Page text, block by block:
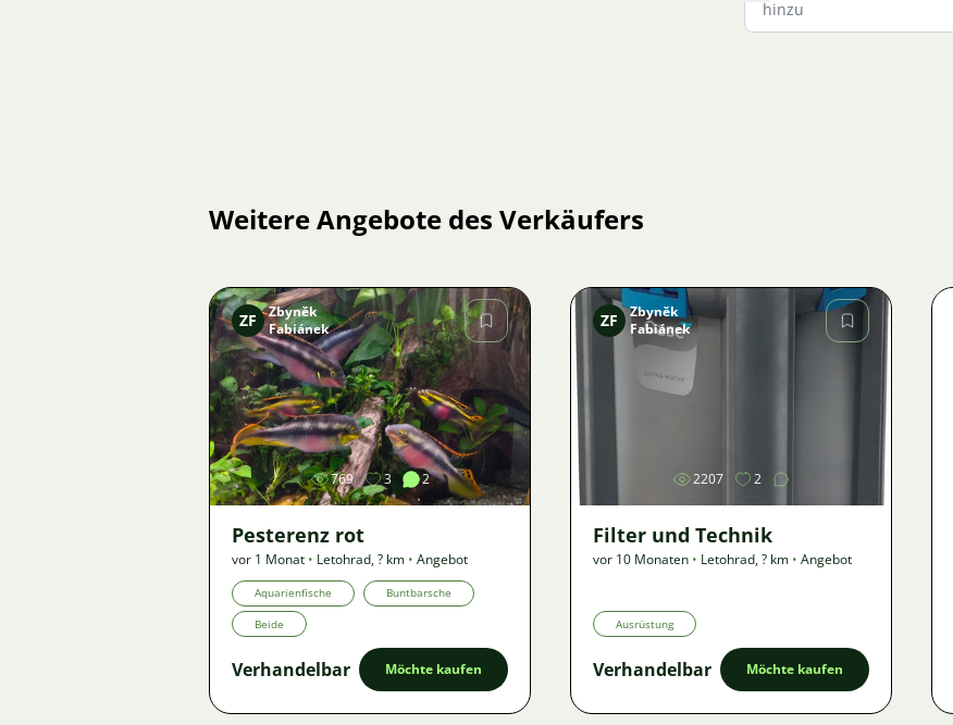
Weitere Angebote des Verkäufers
Bild
ZF
Zbyněk
Fabiánek
769 3 2
Pesterenz rot
vor 1 Monat • Letohrad,? km • Angebot
Aquarienfische Buntbarsche
Beide
Verhandelbar Möchte kaufen
ZF
Zbyněk
Fabiánek
2207 2
Filter und Technik
vor 10 Monaten • Letohrad,? km • Angebot
Ausrüstung
Verhandelbar Möchte kaufen